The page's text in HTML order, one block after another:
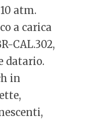
atm.
a carica
CAL.302,
datario.
in